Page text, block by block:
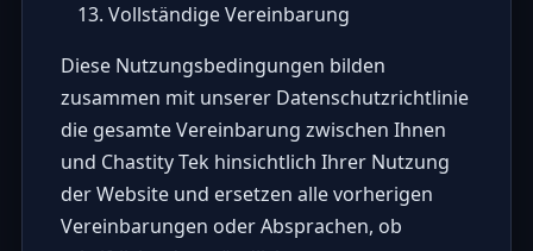
Vollständige Vereinbarung
Diese Nutzungsbedingungen bilden
zusammen mit unserer Datenschutzrichtlinie
die gesamte Vereinbarung zwischen Ihnen
und Chastity Tek hinsichtlich Ihrer Nutzung
der Website und ersetzen alle vorherigen
Vereinbarungen oder Absprachen, ob